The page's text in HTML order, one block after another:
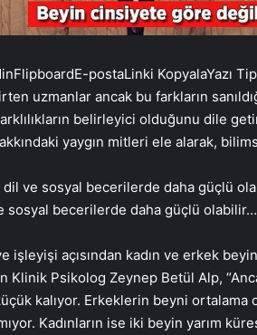
FlipboardE-postaLinki KopyalaYazı
uzmanlar ancak bu farkların
belirleyici olduğunu dile
yaygın mitleri ele alarak,
sosyal becerilerde daha güçlü olabilir…
işleyişi açısından kadın ve erkek
Klinik Psikolog Zeynep Betül Alp,
kalıyor. Erkeklerin beyni
Kadınların ise iki beyin yarım